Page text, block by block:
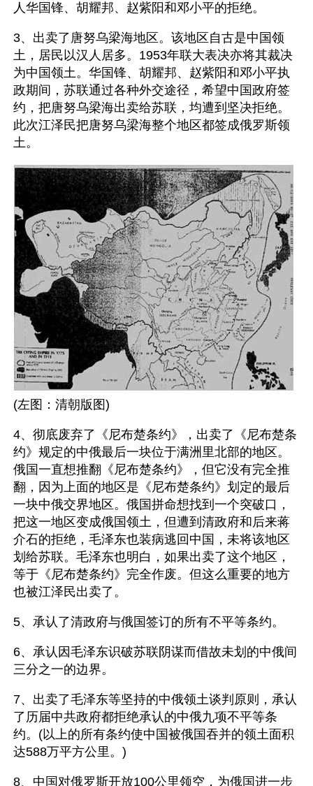
人华国锋、胡耀邦、赵紫阳和邓小平的拒绝。
3、出卖了唐努乌梁海地区。该地区自古是中国领
土，居民以汉人居多。1953年联大表决亦将其裁决
为中国领土。华国锋、胡耀邦、赵紫阳和邓小平执
政期间，苏联通过各种外交途径，希望中国政府签
约，把唐努乌梁海出卖给苏联，均遭到坚决拒绝。
此次江泽民把唐努乌梁海整个地区都签成俄罗斯领
土。
(左图：清朝版图)
4、彻底废弃了《尼布楚条约》，出卖了《尼布楚条
约》规定的中俄最后一块位于满洲里北部的地区。
俄国一直想推翻《尼布楚条约》，但它没有完全推
翻，因为上面的地区是《尼布楚条约》划定的最后
一块中俄交界地区。俄国拼命想找到一个突破口，
把这一地区变成俄国领土，但遭到清政府和后来蒋
介石的拒绝，毛泽东也装病逃回中国，未将该地区
划给苏联。毛泽东也明白，如果出卖了这个地区，
等于《尼布楚条约》完全作废。但这么重要的地方
也被江泽民出卖了。
5、承认了清政府与俄国签订的所有不平等条约。
6、承认因毛泽东识破苏联阴谋而借故未划的中俄间
三分之一的边界。
7、出卖了毛泽东等坚持的中俄领土谈判原则，承认
了历届中共政府都拒绝承认的中俄九项不平等条
约。(以上的所有条约使中国被俄国吞并的领土面积
达588万平方公里。)
8、中国对俄罗斯开放100公里领空，为俄国进一步